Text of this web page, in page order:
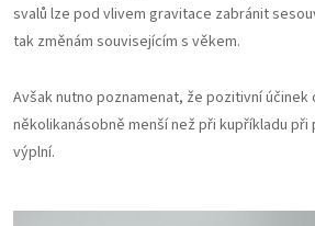
svalů lze pod vlivem gravitace zabránit
tak změnám souvisejícím s věkem.
Avšak nutno poznamenat, že pozitivní účinek
několikanásobně menší než při kupříkladu při
výplní.